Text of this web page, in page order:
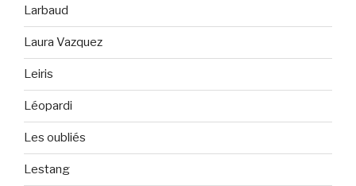
Larbaud
Laura Vazquez
Leiris
Léopardi
Les oubliés
Lestang